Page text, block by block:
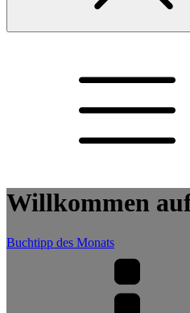
Willkommen
Buchtipp des Monats